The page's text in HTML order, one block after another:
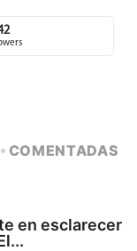
COMENTADAS
en esclarecer